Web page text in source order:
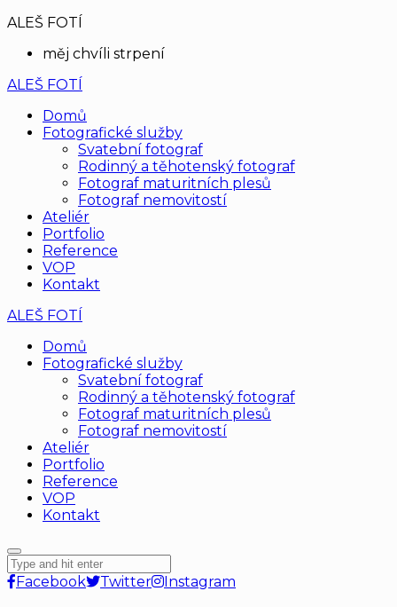
ALEŠ FOTÍ
měj chvíli strpení
ALEŠ FOTÍ
Domů
Fotografické služby
Svatební fotograf
Rodinný a těhotenský fotograf
Fotograf maturitních plesů
Fotograf nemovitostí
Ateliér
Portfolio
Reference
VOP
Kontakt
ALEŠ FOTÍ
Domů
Fotografické služby
Svatební fotograf
Rodinný a těhotenský fotograf
Fotograf maturitních plesů
Fotograf nemovitostí
Ateliér
Portfolio
Reference
VOP
Kontakt
Facebook Twitter Instagram